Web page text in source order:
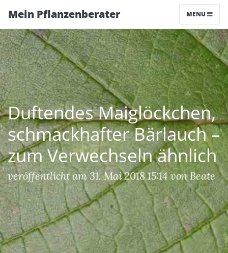
Mein Pflanzenberater MENU
Duftendes Maiglöckchen,
schmackhafter Bärlauch –
zum Verwechseln ähnlich
veröffentlicht am 31. Mai 2018 15:14 von Beate